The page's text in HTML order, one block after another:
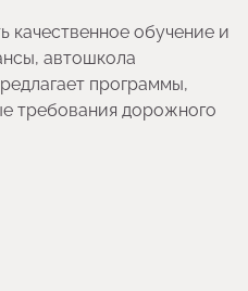
качественное обучение и
автошкола
программы,
требования дорожного